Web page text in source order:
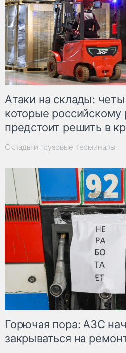
Атаки на склады:
которые российскому
предстоит решить в
Склады и грузовые терминалы
Горючая пора: АЗС
закрываться на